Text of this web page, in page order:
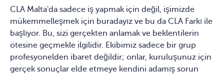
CLA Malta'da sadece iş yapmak için değil, işimizde
mükemmelleşmek için buradayız ve bu da CLA Farkı ile
başlıyor. Bu, sizi gerçekten anlamak ve beklentilerin
ötesine geçmekle ilgilidir. Ekibimiz sadece bir grup
profesyonelden ibaret değildir; onlar, kuruluşunuz için
gerçek sonuçlar elde etmeye kendini adamış sorun